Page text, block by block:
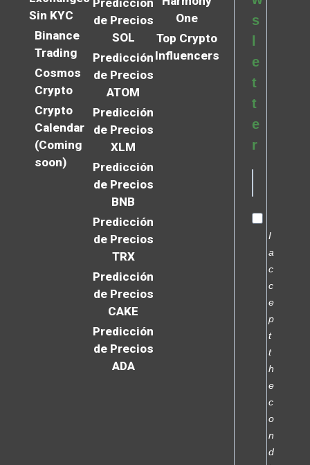
Sin KYC
Binance
Trading
Cosmos
Crypto
Crypto
Calendar
(Coming
soon)
de Precios
SOL
Predicción
de Precios
ATOM
Predicción
de Precios
XLM
Predicción
de Precios
BNB
Predicción
de Precios
TRX
Predicción
de Precios
CAKE
Predicción
de Precios
ADA
One
Top Crypto
Influencers
s
l
e
t
t
e
r
I
a
c
c
e
p
t
t
h
e
c
o
n
d